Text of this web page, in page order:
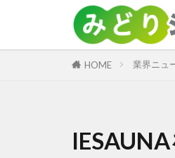
HOME 業界ニュ